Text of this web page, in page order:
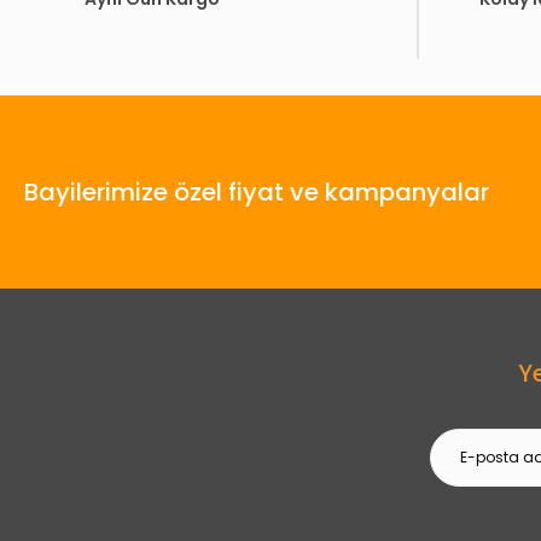
Bayilerimize özel fiyat ve kampanyalar